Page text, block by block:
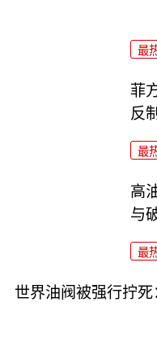
最
菲
反制
最
高
与
最
世界油阀被强行拧